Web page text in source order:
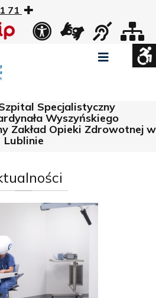
71
-
biały
-
żółty
-
czarny
rozmiar
czcionki
odstępy
pomiędzy
literami
rozmiar
czcionki
Specjalistyczny
Wyszyńskiego
Zakład Opieki Zdrowotnej w
Lublinie